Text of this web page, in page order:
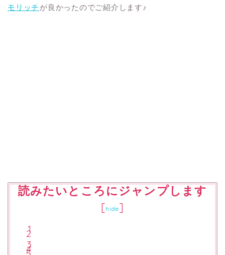
モリッチ が良かったのでご紹介します♪
読みたいところにジャンプします
[hide]